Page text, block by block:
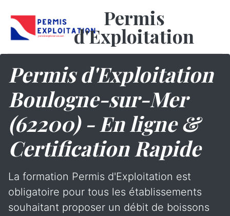
Permis
d'Exploitation
Permis d'Exploitation
Boulogne-sur-Mer
(62200) - En ligne &
Certification Rapide
La formation Permis d'Exploitation est
obligatoire pour tous les établissements
souhaitant proposer un débit de boissons